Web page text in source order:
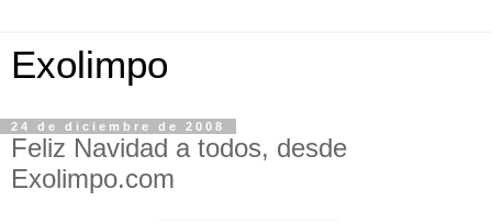
Exolimpo
24 de diciembre de 2008
Feliz Navidad a todos, desde
Exolimpo.com